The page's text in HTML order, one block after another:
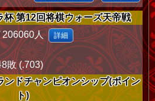
第12回将棋ウォーズ天帝戦
206060人 詳細
敗 (.703)
ドチャンピオンシップ(ポイン
ト)